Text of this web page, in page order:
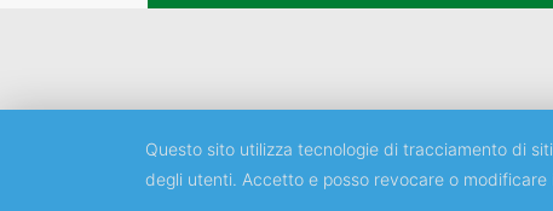
Questo sito utilizza tecnologie di tracciamento di
degli utenti. Accetto e posso revocare o